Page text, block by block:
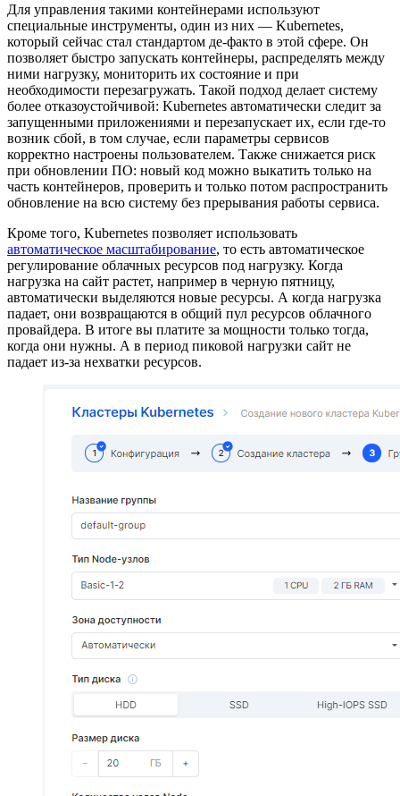
Для управления такими контейнерами используют
специальные инструменты, один из них — Kubernetes,
который сейчас стал стандартом де-факто в этой сфере. Он
позволяет быстро запускать контейнеры, распределять между
ними нагрузку, мониторить их состояние и при
необходимости перезагружать. Такой подход делает систему
более отказоустойчивой: Kubernetes автоматически следит за
запущенными приложениями и перезапускает их, если где-то
возник сбой, в том случае, если параметры сервисов
корректно настроены пользователем. Также снижается риск
при обновлении ПО: новый код можно выкатить только на
часть контейнеров, проверить и только потом распространить
обновление на всю систему без прерывания работы сервиса.
Кроме того, Kubernetes позволяет использовать
автоматическое масштабирование, то есть автоматическое
регулирование облачных ресурсов под нагрузку. Когда
нагрузка на сайт растет, например в черную пятницу,
автоматически выделяются новые ресурсы. А когда нагрузка
падает, они возвращаются в общий пул ресурсов облачного
провайдера. В итоге вы платите за мощности только тогда,
когда они нужны. А в период пиковой нагрузки сайт не
падает из-за нехватки ресурсов.